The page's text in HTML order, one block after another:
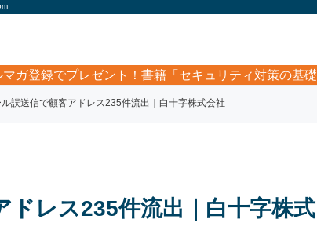
マガ登録でプレゼント！書籍「セキュリティ対策の基
誤送信で顧客アドレス235件流出｜白十字株式会社
ドレス235件流出｜白十字株式